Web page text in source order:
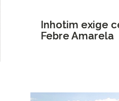
Inhotim exige
Febre Amarela